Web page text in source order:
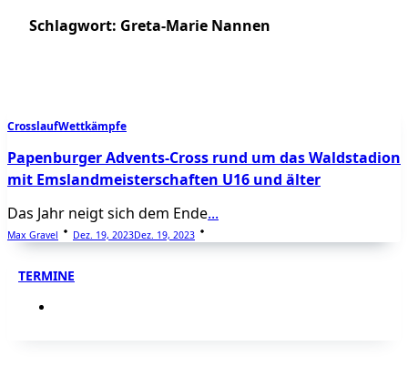
Schlagwort: Greta-Marie Nannen
CrosslaufWettkämpfe
Papenburger Advents-Cross rund um das Waldstadion
mit Emslandmeisterschaften U16 und älter
Das Jahr neigt sich dem Ende...
Max Gravel Dez. 19, 2023Dez. 19, 2023
TERMINE